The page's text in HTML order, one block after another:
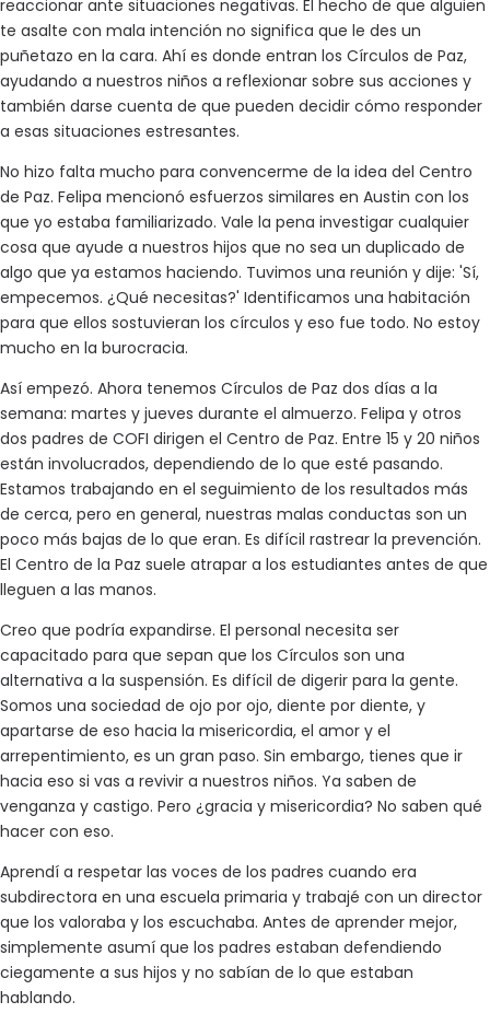
reaccionar ante situaciones negativas. El hecho de que alguien
te asalte con mala intención no significa que le des un
puñetazo en la cara. Ahí es donde entran los Círculos de Paz,
ayudando a nuestros niños a reflexionar sobre sus acciones y
también darse cuenta de que pueden decidir cómo responder
a esas situaciones estresantes.
No hizo falta mucho para convencerme de la idea del Centro
de Paz. Felipa mencionó esfuerzos similares en Austin con los
que yo estaba familiarizado. Vale la pena investigar cualquier
cosa que ayude a nuestros hijos que no sea un duplicado de
algo que ya estamos haciendo. Tuvimos una reunión y dije: 'Sí,
empecemos. ¿Qué necesitas?' Identificamos una habitación
para que ellos sostuvieran los círculos y eso fue todo. No estoy
mucho en la burocracia.
Así empezó. Ahora tenemos Círculos de Paz dos días a la
semana: martes y jueves durante el almuerzo. Felipa y otros
dos padres de COFI dirigen el Centro de Paz. Entre 15 y 20 niños
están involucrados, dependiendo de lo que esté pasando.
Estamos trabajando en el seguimiento de los resultados más
de cerca, pero en general, nuestras malas conductas son un
poco más bajas de lo que eran. Es difícil rastrear la prevención.
El Centro de la Paz suele atrapar a los estudiantes antes de que
lleguen a las manos.
Creo que podría expandirse. El personal necesita ser
capacitado para que sepan que los Círculos son una
alternativa a la suspensión. Es difícil de digerir para la gente.
Somos una sociedad de ojo por ojo, diente por diente, y
apartarse de eso hacia la misericordia, el amor y el
arrepentimiento, es un gran paso. Sin embargo, tienes que ir
hacia eso si vas a revivir a nuestros niños. Ya saben de
venganza y castigo. Pero ¿gracia y misericordia? No saben qué
hacer con eso.
Aprendí a respetar las voces de los padres cuando era
subdirectora en una escuela primaria y trabajé con un director
que los valoraba y los escuchaba. Antes de aprender mejor,
simplemente asumí que los padres estaban defendiendo
ciegamente a sus hijos y no sabían de lo que estaban
hablando.